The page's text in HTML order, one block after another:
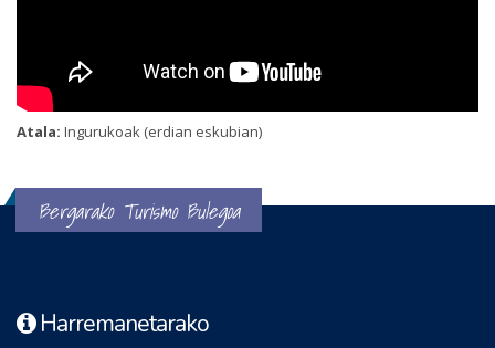
Atala: Ingurukoak (erdian eskubian)
Bergarako Turismo Bulegoa
Harremanetarako